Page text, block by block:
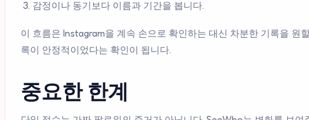
감정이나 동기보다 이름과 기간을 봅니다.
이 흐름은 Instagram을 계속 손으로 확인하는 대신 차분한 기록을 원
록이 안정적이었다는 확인이 됩니다.
중요한 한계